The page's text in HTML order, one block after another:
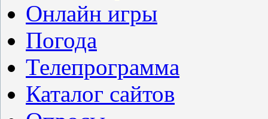
Онлайн игры
Погода
Телепрограмма
Каталог сайтов